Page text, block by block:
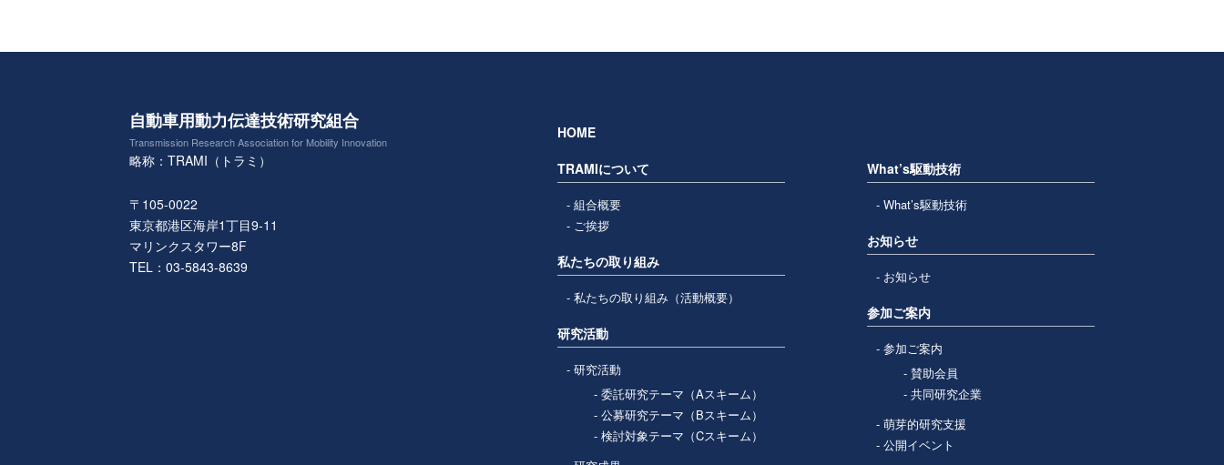
自動車用動力伝達技術研究組合
Transmission Research Association for Mobility Innovation
略称：TRAMI（トラミ）
〒105-0022
東京都港区海岸1丁目9-11
マリンクスタワー8F
TEL：03-5843-8639
HOME
TRAMIについて
組合概要
ご挨拶
私たちの取り組み
私たちの取り組み（活動概要）
研究活動
研究活動
委託研究テーマ（Aスキーム）
公募研究テーマ（Bスキーム）
検討対象テーマ（Cスキーム）
What’s駆動技術
What’s駆動技術
お知らせ
お知らせ
参加ご案内
参加ご案内
賛助会員
共同研究企業
萌芽的研究支援
公開イベント